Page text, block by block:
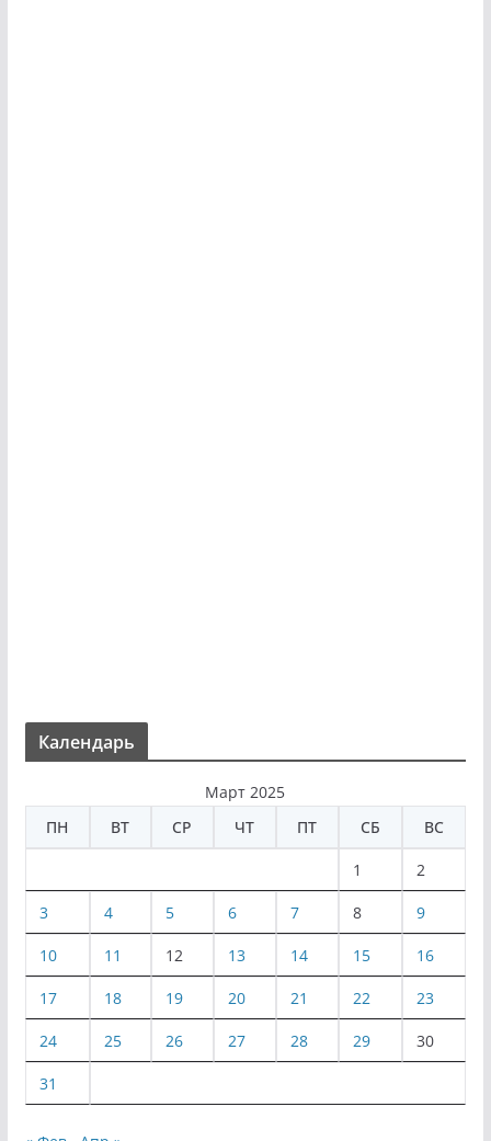
Календарь
Март 2025
ПН
ВТ СР ЧТ ПТ СБ ВС
1 2
3 4 5 6 7 8 9
10 11 12 13 14 15 16
17 18 19 20 21 22 23
24 25 26 27 28 29 30
31